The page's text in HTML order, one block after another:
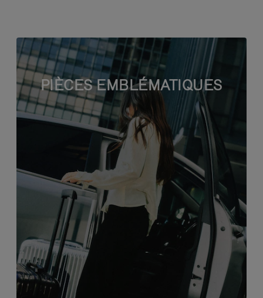
PIÈCES EMBLÉMATIQUES